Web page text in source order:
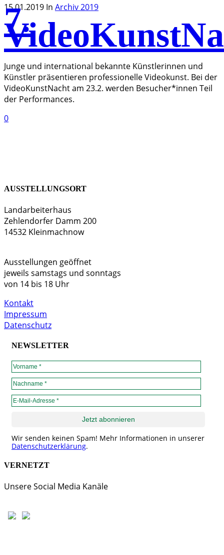
15.01.2019 In Archiv 2019
7.
Junge und international bekannte Künstlerinnen und
Künstler präsentieren professionelle Videokunst. Bei der
VideoKunstNacht am 23.2. werden Besucher*innen Teil
der Performances.
0
AUSSTELLUNGSORT
Landarbeiterhaus
Zehlendorfer Damm 200
14532 Kleinmachnow
Ausstellungen geöffnet
jeweils samstags und sonntags
von 14 bis 18 Uhr
Kontakt
Impressum
Datenschutz
NEWSLETTER
Wir senden keinen Spam! Mehr Informationen in unserer
Datenschutzerklärung.
VERNETZT
Unsere Social Media Kanäle